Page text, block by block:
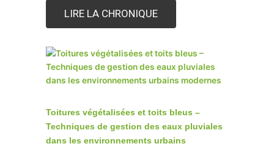
LIRE LA CHRONIQUE
Toitures végétalisées et toits bleus –
Techniques de gestion des eaux pluviales
dans les environnements urbains